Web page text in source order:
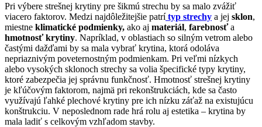
Pri výbere strešnej krytiny pre šikmú strechu by sa malo zvážiť
viacero faktorov. Medzi najdôležitejšie patrítyp strechy a jej sklon,
miestne klimatické podmienky, ako aj materiál, farebnosťa
hmotnosť krytiny. Napríklad, v oblastiach so silným vetrom alebo
častými dažďami by sa mala vybrať krytina, ktorá odoláva
nepriaznivým poveternostným podmienkam. Pri veľmi nízkych
alebo vysokých sklonoch strechy sa volia špecifické typy krytiny,
ktoré zabezpečia jej správnu funkčnosť. Hmotnosť strešnej krytiny
je kľúčovým faktorom, najmä pri rekonštrukciách, kde sa často
využívajú ľahké plechové krytiny pre ich nízku záťaž na existujúcu
konštrukciu. V neposlednom rade hrá rolu aj estetika – krytina by
mala ladiť s celkovým vzhľadom stavby.